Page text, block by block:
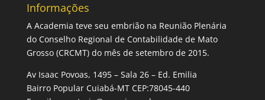
Informações
A Academia teve seu embrião na Reunião Plenária
do Conselho Regional de Contabilidade de Mato
Grosso (CRCMT) do mês de setembro de 2015.
Av Isaac Povoas, 1495 – Sala 26 – Ed. Emilia
Bairro Popular Cuiabá-MT CEP:78045-440